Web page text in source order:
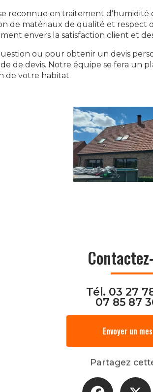
reconnue en traitement d'humidité
de matériaux de qualité et respect
envers la satisfaction client et
ou pour obtenir un devis
de devis. Notre équipe se fera un
de votre habitat.
Tél. 03 27
07 85 87
Envoyer un
Partagez
Facebook